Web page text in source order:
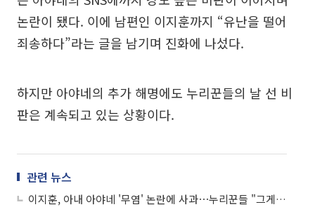
논란이 됐다. 이에 남편인 이지훈까지 “유난을 떨어
죄송하다”라는 글을 남기며 진화에 나섰다.
하지만 아야네의 추가 해명에도 누리꾼들의 날 선 비
판은 계속되고 있는 상황이다.
관련 뉴스
이지훈, 아내 아야네 '무염' 논란에 사과⋯누리꾼들 "그게 문제가 아닌데"